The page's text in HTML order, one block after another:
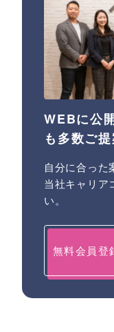
WEBに公
も多数ご
自分に合った
当社キャリア
い。
無料会員登